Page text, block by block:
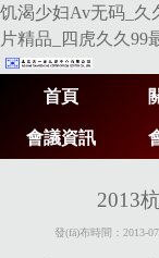
饥渴少妇Av无码_久
片精品_四虎久久99
首頁
會議資訊
2013
發(fā)布時間：2013-